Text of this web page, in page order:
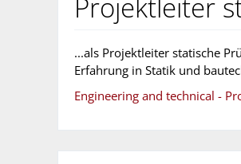
Projektleiter
...als Projektleiter statische
Erfahrung in Statik und
Engineering and technical -